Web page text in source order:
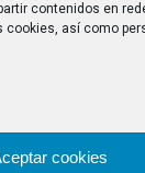
contenidos en
cookies, así como
cookies